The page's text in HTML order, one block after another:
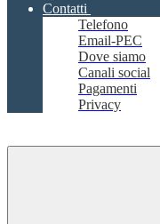
Contatti
Telefono
Email-PEC
Dove siamo
Canali social
Pagamenti
Privacy